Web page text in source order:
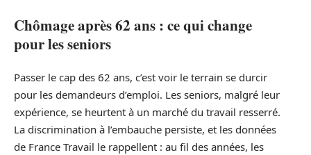
Chômage après 62 ans : ce qui change
pour les seniors
Passer le cap des 62 ans, c’est voir le terrain se durcir
pour les demandeurs d’emploi. Les seniors, malgré leur
expérience, se heurtent à un marché du travail resserré.
La discrimination à l’embauche persiste, et les données
de France Travail le rappellent : au fil des années, les